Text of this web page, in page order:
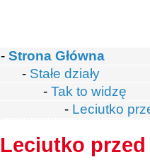
- Strona Główna
- Stałe działy
- Tak to widzę
- Leciutko
Leciutko